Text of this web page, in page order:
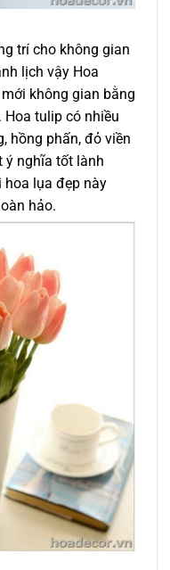
trí cho không gian
lịch vậy Hoa
không gian bằng
tulip có nhiều
hồng phấn, đỏ viền
ý nghĩa tốt lành
hoa lụa đẹp này
hảo.